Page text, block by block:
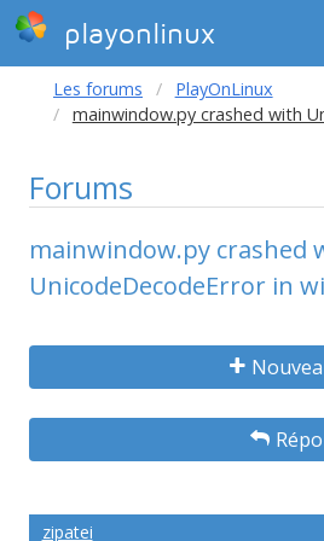
playonlinux
Les forums
PlayOnLinux
mainwindow.py crashed with
Forums
mainwindow.py crashed
UnicodeDecodeError in
zipatei